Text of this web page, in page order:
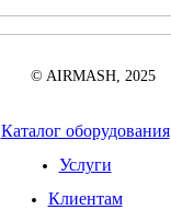
© AIRMASH, 2025
Каталог оборудования
Услуги
Клиентам